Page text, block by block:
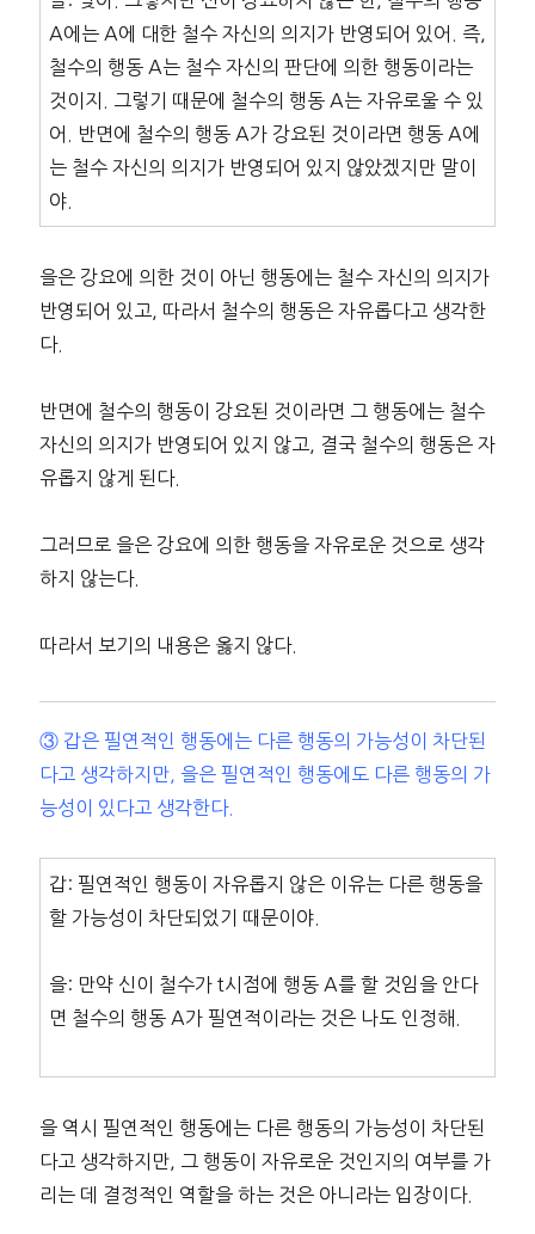
A에는 A에 대한 철수 자신의 의지가 반영되어 있어. 즉,
철수의 행동 A는 철수 자신의 판단에 의한 행동이라는
것이지. 그렇기 때문에 철수의 행동 A는 자유로울 수 있
어. 반면에 철수의 행동 A가 강요된 것이라면 행동 A에
는 철수 자신의 의지가 반영되어 있지 않았겠지만 말이
야.
을은 강요에 의한 것이 아닌 행동에는 철수 자신의 의지가
반영되어 있고, 따라서 철수의 행동은 자유롭다고 생각한
다.
반면에 철수의 행동이 강요된 것이라면 그 행동에는 철수
자신의 의지가 반영되어 있지 않고, 결국 철수의 행동은 자
유롭지 않게 된다.
그러므로 을은 강요에 의한 행동을 자유로운 것으로 생각
하지 않는다.
따라서 보기의 내용은 옳지 않다.
③ 갑은 필연적인 행동에는 다른 행동의 가능성이 차단된
다고 생각하지만, 을은 필연적인 행동에도 다른 행동의 가
능성이 있다고 생각한다.
갑: 필연적인 행동이 자유롭지 않은 이유는 다른 행동을
할 가능성이 차단되었기 때문이야.
을: 만약 신이 철수가 t시점에 행동 A를 할 것임을 안다
면 철수의 행동 A가 필연적이라는 것은 나도 인정해.
을 역시 필연적인 행동에는 다른 행동의 가능성이 차단된
다고 생각하지만, 그 행동이 자유로운 것인지의 여부를 가
리는 데 결정적인 역할을 하는 것은 아니라는 입장이다.